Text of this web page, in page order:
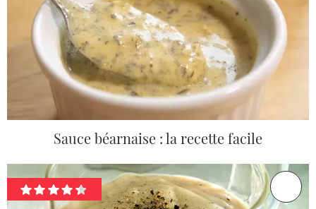
Sauce béarnaise : la recette facile